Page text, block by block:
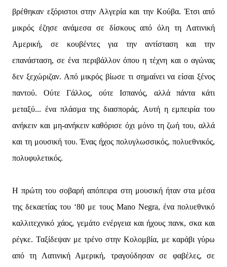
βρέθηκαν εξόριστοι στην Αλγερία και την Κούβα. Έτσι από
μικρός έζησε ανάμεσα σε δίσκους από όλη τη Λατινική
Αμερική, σε κουβέντες για την αντίσταση και την
επανάσταση, σε ένα περιβάλλον όπου η τέχνη και ο αγώνας
δεν ξεχώριζαν. Από μικρός βίωσε τι σημαίνει να είσαι ξένος
παντού. Ούτε Γάλλος, ούτε Ισπανός, αλλά πάντα κάτι
μεταξύ... ένα πλάσμα της διασποράς. Αυτή η εμπειρία του
ανήκειν και μη-ανήκειν καθόρισε όχι μόνο τη ζωή του, αλλά
και τη μουσική του. Ένας ήχος πολυγλωσσικός, πολυεθνικός,
πολυφυλετικός.
Η πρώτη του σοβαρή απόπειρα στη μουσική ήταν στα μέσα
της δεκαετίας του ‘80 με τους Mano Negra, ένα πολυεθνικό
καλλιτεχνικό χάος, γεμάτο ενέργεια και ήχους πανκ, σκα και
ρέγκε. Ταξίδεψαν με τρένο στην Κολομβία, με καράβι γύρω
από τη Λατινική Αμερική, τραγούδησαν σε φαβέλες, σε